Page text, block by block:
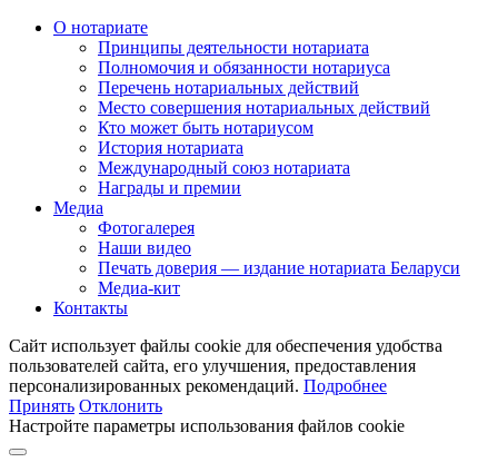
О нотариате
Принципы деятельности нотариата
Полномочия и обязанности нотариуса
Перечень нотариальных действий
Место совершения нотариальных действий
Кто может быть нотариусом
История нотариата
Международный союз нотариата
Награды и премии
Медиа
Фотогалерея
Наши видео
Печать доверия — издание нотариата Беларуси
Медиа-кит
Контакты
Сайт использует файлы cookie для обеспечения удобства
пользователей сайта, его улучшения, предоставления
персонализированных рекомендаций. Подробнее
Принять Отклонить
Настройте параметры использования файлов cookie